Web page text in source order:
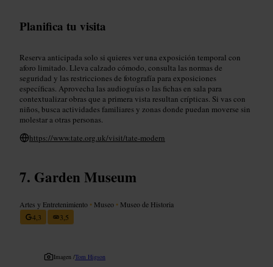
Planifica tu visita
Reserva anticipada solo si quieres ver una exposición temporal con
aforo limitado. Lleva calzado cómodo, consulta las normas de
seguridad y las restricciones de fotografía para exposiciones
específicas. Aprovecha las audioguías o las fichas en sala para
contextualizar obras que a primera vista resultan crípticas. Si vas con
niños, busca actividades familiares y zonas donde puedan moverse sin
molestar a otras personas.
https://www.tate.org.uk/visit/tate-modern
Garden Museum
Artes y Entretenimiento • Museo • Museo de Historia
4,3
3,5
Imagen /Tom Higson